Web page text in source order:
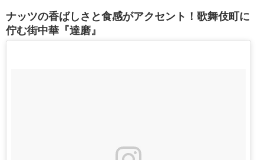
ナッツの香ばしさと食感がアクセント！歌舞伎町に
佇む街中華『達磨』